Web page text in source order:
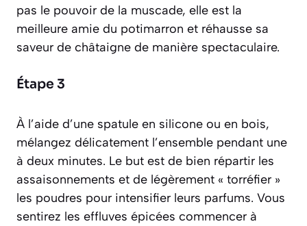
pas le pouvoir de la muscade, elle est la
meilleure amie du potimarron et réhausse sa
saveur de châtaigne de manière spectaculaire.
Étape 3
À l’aide d’une spatule en silicone ou en bois,
mélangez délicatement l’ensemble pendant une
à deux minutes. Le but est de bien répartir les
assaisonnements et de légèrement « torréfier »
les poudres pour intensifier leurs parfums. Vous
sentirez les effluves épicées commencer à